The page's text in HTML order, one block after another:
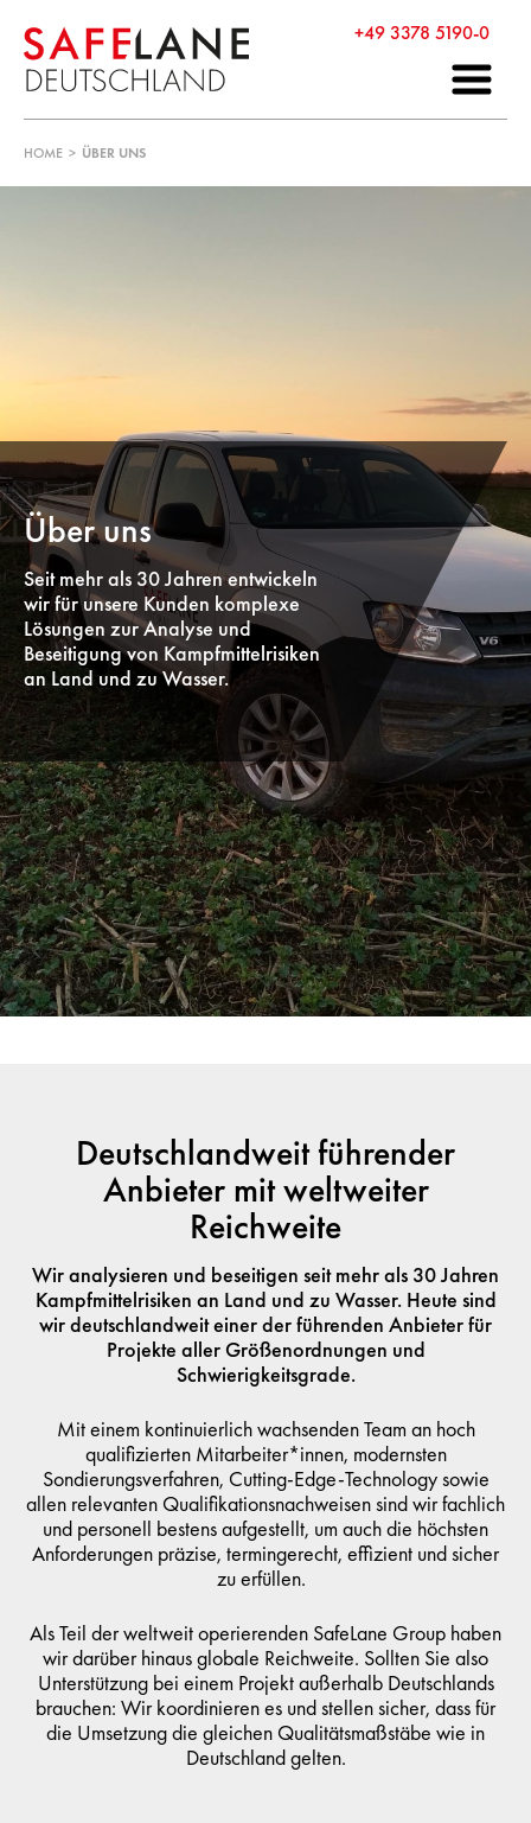
+49 3378 5190-0
HOME > ÜBER UNS
Über uns
Seit mehr als 30 Jahren entwickeln
wir für unsere Kunden komplexe
Lösungen zur Analyse und
Beseitigung von Kampfmittelrisiken
an Land und zu Wasser.
Deutschlandweit führender
Anbieter mit weltweiter
Reichweite
Wir analysieren und beseitigen seit mehr als 30 Jahren
Kampfmittelrisiken an Land und zu Wasser. Heute sind
wir deutschlandweit einer der führenden Anbieter für
Projekte aller Größenordnungen und
Schwierigkeitsgrade.
Mit einem kontinuierlich wachsenden Team an hoch
qualifizierten Mitarbeiter*innen, modernsten
Sondierungsverfahren, Cutting-Edge-Technology sowie
allen relevanten Qualifikationsnachweisen sind wir fachlich
und personell bestens aufgestellt, um auch die höchsten
Anforderungen präzise, termingerecht, effizient und sicher
zu erfüllen.
Als Teil der weltweit operierenden SafeLane Group haben
wir darüber hinaus globale Reichweite. Sollten Sie also
Unterstützung bei einem Projekt außerhalb Deutschlands
brauchen: Wir koordinieren es und stellen sicher, dass für
die Umsetzung die gleichen Qualitätsmaßstäbe wie in
Deutschland gelten.